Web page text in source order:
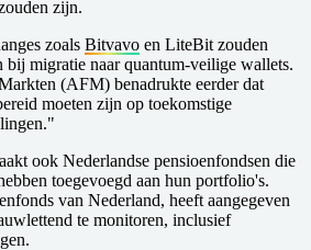
zijn.
zoals Bitvavo en LiteBit zouden
bij migratie naar quantum-veilige wallets.
(AFM) benadrukte eerder dat
moeten zijn op toekomstige
ook Nederlandse pensioenfondsen die
toegevoegd aan hun portfolio's.
van Nederland, heeft aangegeven
te monitoren, inclusief